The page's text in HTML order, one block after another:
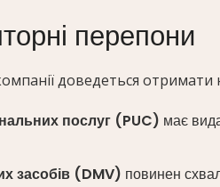
перепони
доведеться отримати
послуг (PUC) має
засобів (DMV) повинен